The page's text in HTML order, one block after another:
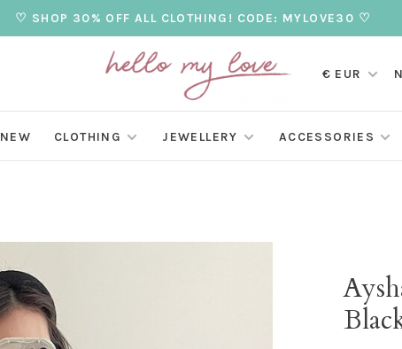
♡ SHOP 30% OFF ALL CLOTHING! CODE: MYLOVE30 ♡
€ EUR
NEW CLOTHING JEWELLERY ACCESSORIES